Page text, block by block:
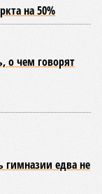
адекватный ответ
числа – теракт на
а 3-го –
под
–
боя,
детях. Пора